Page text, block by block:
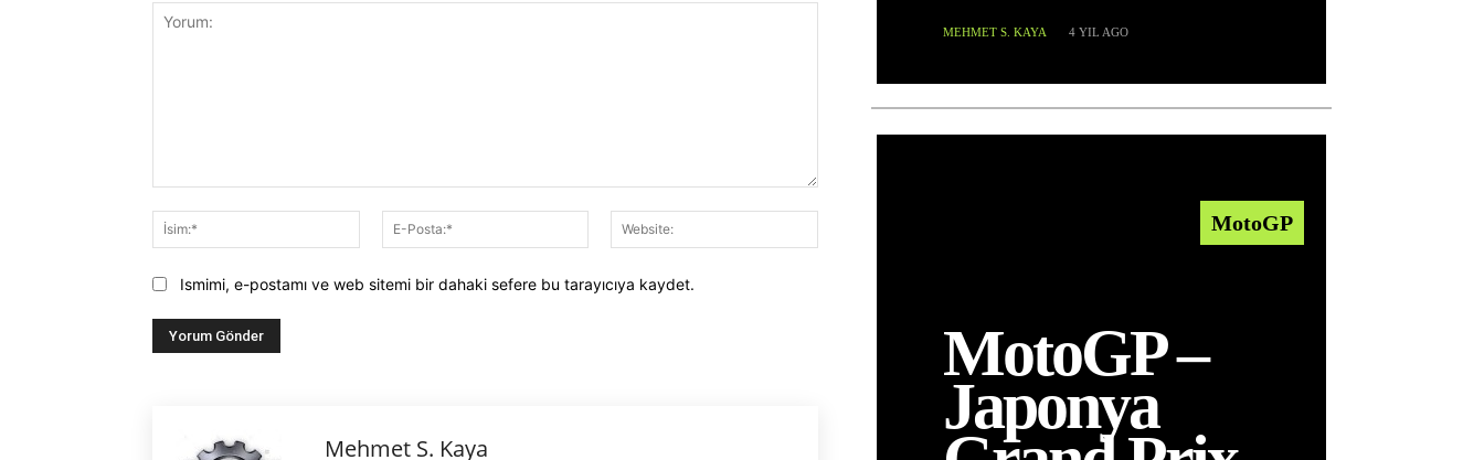
İsim:*
Posta:*
Ismimi, e-postamı ve web sitemi bir dahaki sefere bu tarayıcıya kaydet.
Mehmet S. Kaya
MEHMET S. KAYA 4 YIL AGO
MotoGP
MotoGP –
Japonya